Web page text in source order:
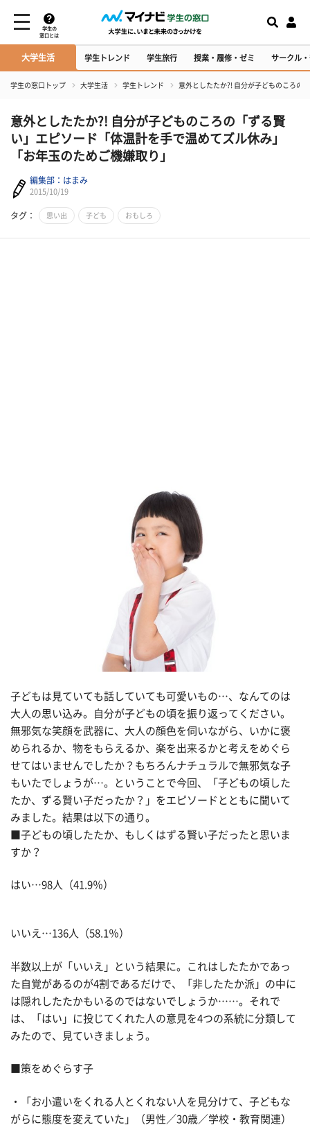
学生の
窓口とは
大学生活 学生トレンド 学生旅行 授業・履修・ゼミ サークル
学生の窓口トップ 大学生活 学生トレンド 意外としたたか?! 自分が子どものころの
意外としたたか?! 自分が子どものころの「ずる賢
い」エピソード「体温計を手で温めてズル休み」
「お年玉のためご機嫌取り」
編集部：はまみ
2015/10/19
タグ： 思い出 子ども おもしろ
子どもは見ていても話していても可愛いもの…、なんてのは
大人の思い込み。自分が子どもの頃を振り返ってください。
無邪気な笑顔を武器に、大人の顔色を伺いながら、いかに褒
められるか、物をもらえるか、楽を出来るかと考えをめぐら
せてはいませんでしたか？もちろんナチュラルで無邪気な子
もいたでしょうが…。ということで今回、「子どもの頃した
たか、ずる賢い子だったか？」をエピソードとともに聞いて
みました。結果は以下の通り。
■子どもの頃したたか、もしくはずる賢い子だったと思いま
すか？
はい…98人（41.9％）
いいえ…136人（58.1％）
半数以上が「いいえ」という結果に。これはしたたかであっ
た自覚があるのが4割であるだけで、「非したたか派」の中に
は隠れしたたかもいるのではないでしょうか……。それで
は、「はい」に投じてくれた人の意見を4つの系統に分類して
みたので、見ていきましょう。
■策をめぐらす子
・「お小遣いをくれる人とくれない人を見分けて、子どもな
がらに態度を変えていた」（男性／30歳／学校・教育関連）